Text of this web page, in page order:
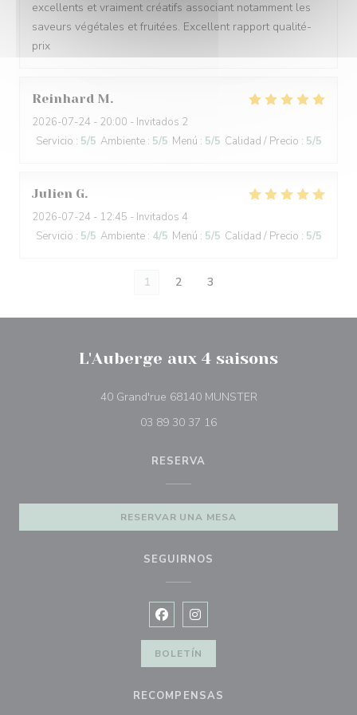
excellents et vraiment créatifs associant notamment les
saveurs végétales et fruitées. Excellent rapport qualité-
prix
Reinhard M
2026-07-24 - 20:00 - Invitados 2
Servicio : 5/5 Ambiente : 5/5 Menú : 5/5 Calidad / Precio : 5/5
Julien G
2026-07-24 - 12:45 - Invitados 4
Servicio : 5/5 Ambiente : 4/5 Menú : 5/5 Calidad / Precio : 5/5
1 2 3
L'Auberge aux 4 saisons
40 Grand'rue 68140 MUNSTER((abre en una
03 89 30 37 16
RESERVA
RESERVAR UNA MESA
SEGUIRNOS
Facebook ((abre en una nueva
Instagram ((abre en una
BOLETÍN
RECOMPENSAS